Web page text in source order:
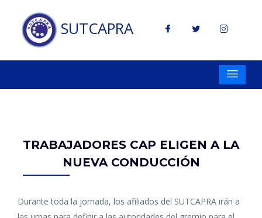
SUTCAPRA
TRABAJADORES CAP ELIGEN A LA
NUEVA CONDUCCIÓN
Durante toda la jornada, los afiliados del SUTCAPRA irán a